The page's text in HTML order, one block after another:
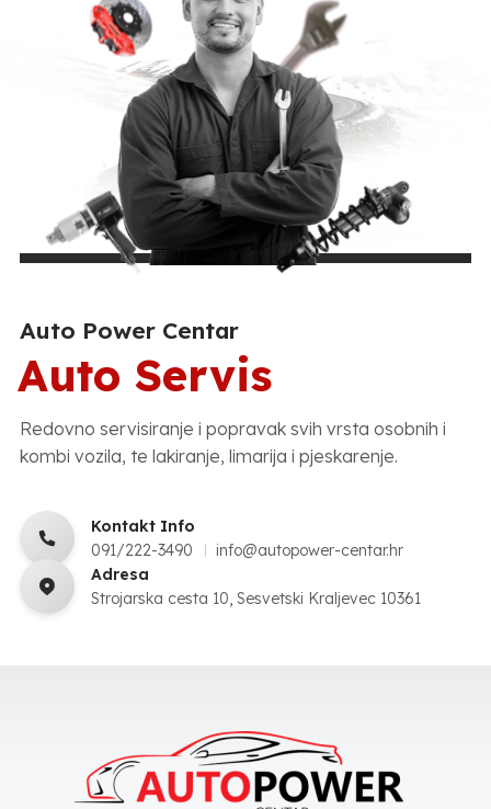
Auto Power Centar
Auto Servis
Redovno servisiranje i popravak svih vrsta osobnih i
kombi vozila, te lakiranje, limarija i pjeskarenje.
Kontakt Info
091/222-3490
info@autopower-centar.hr
Adresa
Strojarska cesta 10, Sesvetski Kraljevec 10361